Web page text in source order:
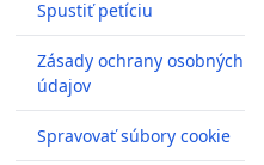
Spustiť petíciu
Zásady ochrany osobných
údajov
Spravovať súbory cookie